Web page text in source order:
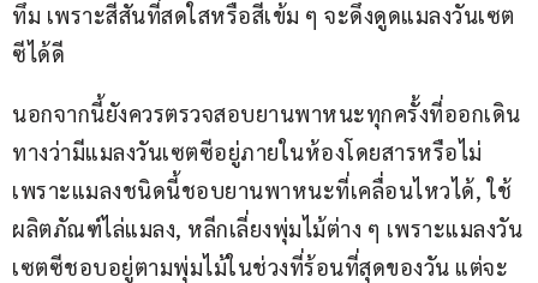
ทึม เพราะสีสันที่สดใสหรือสีเข้ม ๆ จะดึงดูดแมลงวันเซต
ซีได้ดี
นอกจากนี้ยังควรตรวจสอบยานพาหนะทุกครั้งที่ออกเดิน
ทางว่ามีแมลงวันเซตซีอยู่ภายในห้องโดยสารหรือไม่
เพราะแมลงชนิดนี้ชอบยานพาหนะที่เคลื่อนไหวได้, ใช้
ผลิตภัณฑ์ไล่แมลง, หลีกเลี่ยงพุ่มไม้ต่าง ๆ เพราะแมลงวัน
เซตซีชอบอยู่ตามพุ่มไม้ในช่วงที่ร้อนที่สุดของวัน แต่จะ